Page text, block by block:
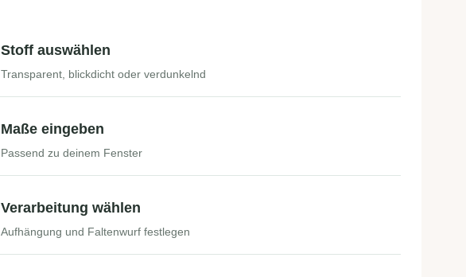
Stoff auswählen
Transparent, blickdicht oder verdunkelnd
Maße eingeben
Passend zu deinem Fenster
Verarbeitung wählen
Aufhängung und Faltenwurf festlegen